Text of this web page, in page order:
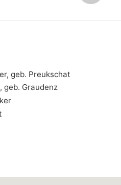
geb. Preukschat
geb. Graudenz